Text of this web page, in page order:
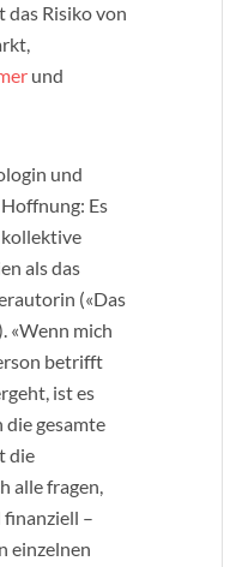
das Risiko von
und
und
Es
kollektive
als das
(«Das
«Wenn mich
betrifft
ist es
die gesamte
die
alle fragen,
finanziell –
einzelnen